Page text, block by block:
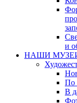
и
НАШИ
По
В